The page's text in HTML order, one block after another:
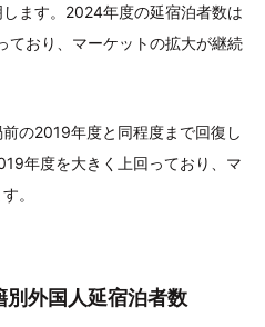
ます。2024年度の延宿泊者数は
ており、マーケットの拡大が継続
の2019年度と同程度まで回復し
年度を大きく上回っており、マ
。
外国人延宿泊者数